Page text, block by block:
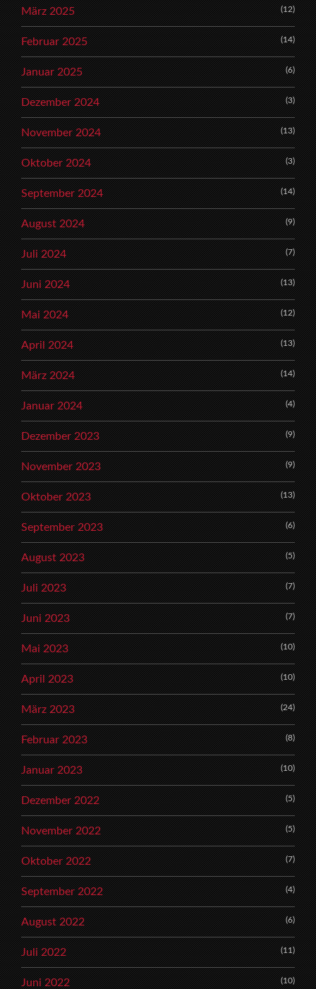
März 2025 (12)
Februar 2025 (14)
Januar 2025 (6)
Dezember 2024 (3)
November 2024 (13)
Oktober 2024 (3)
September 2024 (14)
August 2024 (9)
Juli 2024 (7)
Juni 2024 (13)
Mai 2024 (12)
April 2024 (13)
März 2024 (14)
Januar 2024 (4)
Dezember 2023 (9)
November 2023 (9)
Oktober 2023 (13)
September 2023 (6)
August 2023 (5)
Juli 2023 (7)
Juni 2023 (7)
Mai 2023 (10)
April 2023 (10)
März 2023 (24)
Februar 2023 (8)
Januar 2023 (10)
Dezember 2022 (5)
November 2022 (5)
Oktober 2022 (7)
September 2022 (4)
August 2022 (6)
Juli 2022 (11)
Juni 2022 (10)